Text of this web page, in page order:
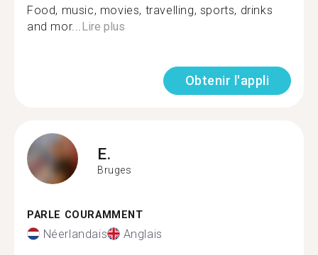
Food, music, movies, travelling, sports, drinks
and mor...Lire plus
Obtenir l'appli
E.
Bruges
PARLE COURAMMENT
Néerlandais Anglais